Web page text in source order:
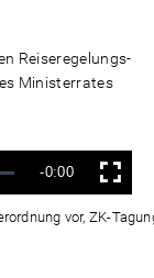
Reiseregelungs-
Ministerrates
Verbleibende
Zeit
-0:00 Vollbild
vor, ZK-